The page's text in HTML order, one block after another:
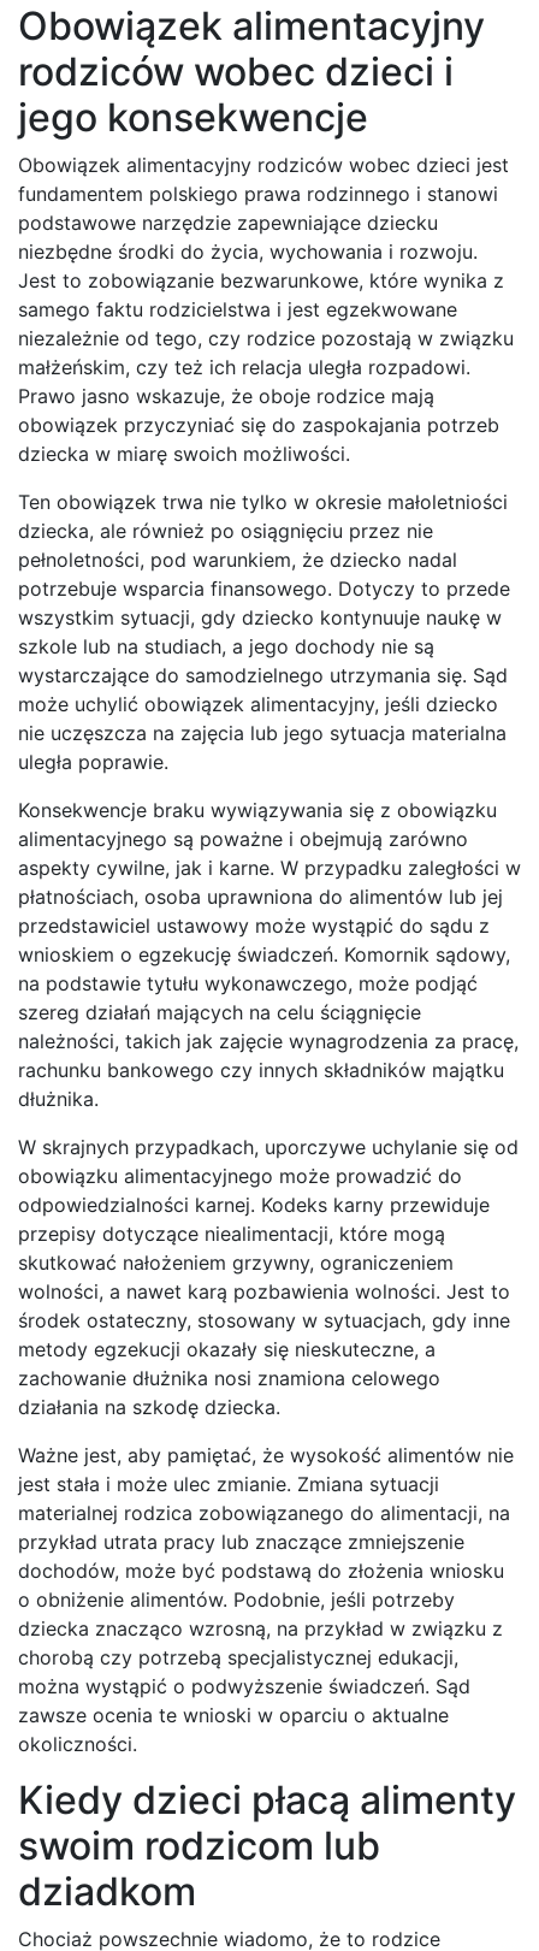
Obowiązek alimentacyjny
rodziców wobec dzieci i
jego konsekwencje
Obowiązek alimentacyjny rodziców wobec dzieci jest
fundamentem polskiego prawa rodzinnego i stanowi
podstawowe narzędzie zapewniające dziecku
niezbędne środki do życia, wychowania i rozwoju.
Jest to zobowiązanie bezwarunkowe, które wynika z
samego faktu rodzicielstwa i jest egzekwowane
niezależnie od tego, czy rodzice pozostają w związku
małżeńskim, czy też ich relacja uległa rozpadowi.
Prawo jasno wskazuje, że oboje rodzice mają
obowiązek przyczyniać się do zaspokajania potrzeb
dziecka w miarę swoich możliwości.
Ten obowiązek trwa nie tylko w okresie małoletniości
dziecka, ale również po osiągnięciu przez nie
pełnoletności, pod warunkiem, że dziecko nadal
potrzebuje wsparcia finansowego. Dotyczy to przede
wszystkim sytuacji, gdy dziecko kontynuuje naukę w
szkole lub na studiach, a jego dochody nie są
wystarczające do samodzielnego utrzymania się. Sąd
może uchylić obowiązek alimentacyjny, jeśli dziecko
nie uczęszcza na zajęcia lub jego sytuacja materialna
uległa poprawie.
Konsekwencje braku wywiązywania się z obowiązku
alimentacyjnego są poważne i obejmują zarówno
aspekty cywilne, jak i karne. W przypadku zaległości w
płatnościach, osoba uprawniona do alimentów lub jej
przedstawiciel ustawowy może wystąpić do sądu z
wnioskiem o egzekucję świadczeń. Komornik sądowy,
na podstawie tytułu wykonawczego, może podjąć
szereg działań mających na celu ściągnięcie
należności, takich jak zajęcie wynagrodzenia za pracę,
rachunku bankowego czy innych składników majątku
dłużnika.
W skrajnych przypadkach, uporczywe uchylanie się od
obowiązku alimentacyjnego może prowadzić do
odpowiedzialności karnej. Kodeks karny przewiduje
przepisy dotyczące niealimentacji, które mogą
skutkować nałożeniem grzywny, ograniczeniem
wolności, a nawet karą pozbawienia wolności. Jest to
środek ostateczny, stosowany w sytuacjach, gdy inne
metody egzekucji okazały się nieskuteczne, a
zachowanie dłużnika nosi znamiona celowego
działania na szkodę dziecka.
Ważne jest, aby pamiętać, że wysokość alimentów nie
jest stała i może ulec zmianie. Zmiana sytuacji
materialnej rodzica zobowiązanego do alimentacji, na
przykład utrata pracy lub znaczące zmniejszenie
dochodów, może być podstawą do złożenia wniosku
o obniżenie alimentów. Podobnie, jeśli potrzeby
dziecka znacząco wzrosną, na przykład w związku z
chorobą czy potrzebą specjalistycznej edukacji,
można wystąpić o podwyższenie świadczeń. Sąd
zawsze ocenia te wnioski w oparciu o aktualne
okoliczności.
Kiedy dzieci płacą alimenty
swoim rodzicom lub
dziadkom
Chociaż powszechnie wiadomo, że to rodzice